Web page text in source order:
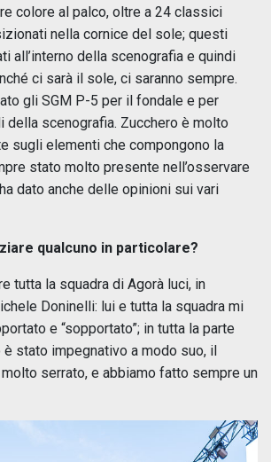
colore al palco, oltre a 24 classici
nella cornice del sole; questi
all’interno della scenografia e quindi
ci sarà il sole, ci saranno sempre.
gli SGM P-5 per il fondale e per
della scenografia. Zucchero è molto
sugli elementi che compongono la
stato molto presente nell’osservare
dato anche delle opinioni sui vari
qualcuno in particolare?
tutta la squadra di Agorà luci, in
Doninelli: lui e tutta la squadra mi
e “sopportato”; in tutta la parte
stato impegnativo a modo suo, il
serrato, e abbiamo fatto sempre un